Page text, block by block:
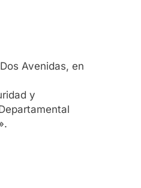
Avenidas, en
y